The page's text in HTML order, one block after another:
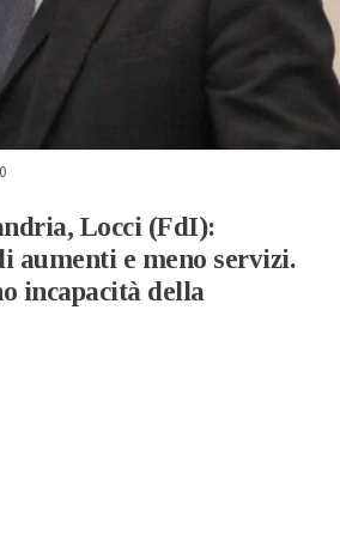
Locci (FdI):
aumenti e meno servizi.
incapacità della